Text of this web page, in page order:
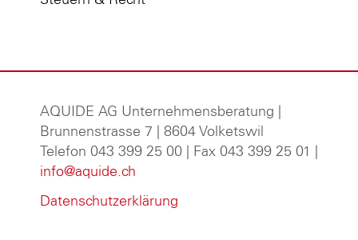
AQUIDE AG Unternehmensberatung
Brunnenstrasse 7 | 8604 Volketswil
Telefon 043 399 25 00 | Fax 043 399 25 01 |
info@aquide.ch
Datenschutzerklärung